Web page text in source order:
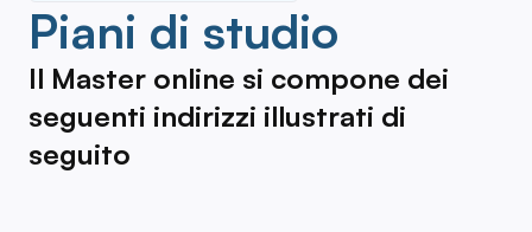
Piani di studio
Il Master online si compone dei
seguenti indirizzi illustrati di
seguito